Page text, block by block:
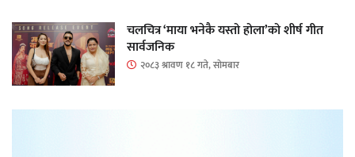
चलचित्र ‘माया भनेकै यस्तो होला’को शीर्ष गीत
सार्वजनिक
२०८३ श्रावण १८ गते, सोमबार